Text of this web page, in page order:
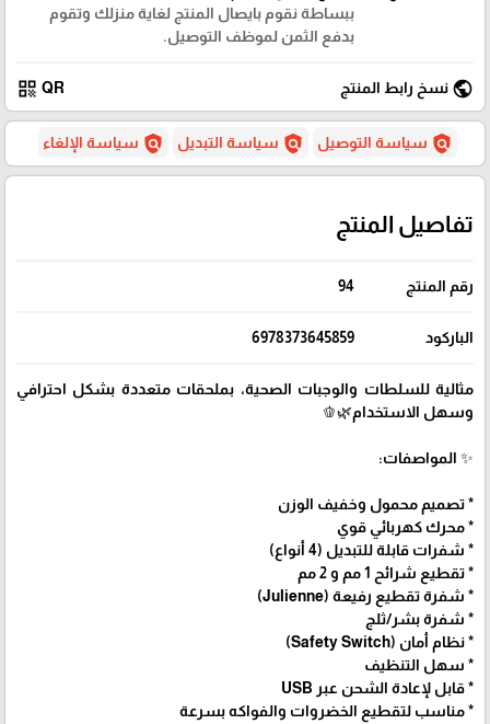
ببساطة نقوم بايصال المنتج لغاية منزلك وتقوم
بدفع الثمن لموظف التوصيل.
public نسخ رابط المنتج QR
qr_code
policy سياسة التوصيل policy سياسة التبديل policy سياسة الإلغاء
تفاصيل المنتج
رقم المنتج 94
الباركود 6978373645859
مثالية للسلطات والوجبات الصحية، بملحقات متعددة بشكل احترافي
وسهل الاستخدام🌿🫑
✨ المواصفات:
* تصميم محمول وخفيف الوزن
* محرك كهربائي قوي
* شفرات قابلة للتبديل (4 أنواع)
* تقطيع شرائح 1 مم و 2 مم
* شفرة تقطيع رفيعة (Julienne)
* شفرة بشر/ثلج
* نظام أمان (Safety Switch)
* سهل التنظيف
* قابل لإعادة الشحن عبر USB
* مناسب لتقطيع الخضروات والفواكه بسرعة